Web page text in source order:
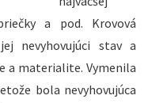
a pod. Krovová
nevyhovujúci stav a
a materialite. Vymenila
bola nevyhovujúca